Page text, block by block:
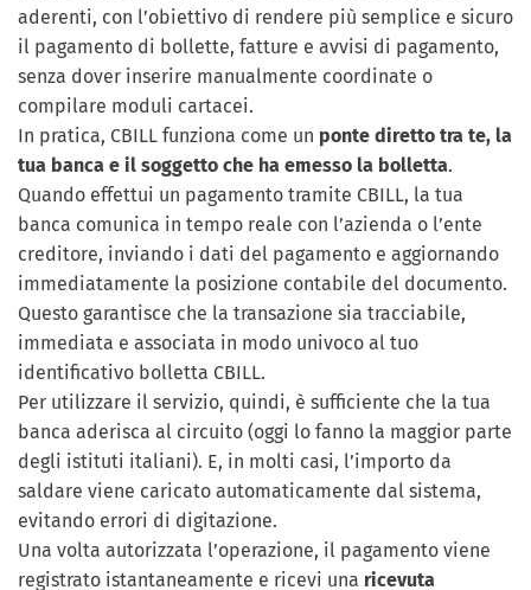
aderenti, con l’obiettivo di rendere più semplice e sicuro
il pagamento di bollette, fatture e avvisi di pagamento,
senza dover inserire manualmente coordinate o
compilare moduli cartacei.
In pratica, CBILL funziona come un ponte diretto tra te, la
tua banca e il soggetto che ha emesso la bolletta.
Quando effettui un pagamento tramite CBILL, la tua
banca comunica in tempo reale con l’azienda o l’ente
creditore, inviando i dati del pagamento e aggiornando
immediatamente la posizione contabile del documento.
Questo garantisce che la transazione sia tracciabile,
immediata e associata in modo univoco al tuo
identificativo bolletta CBILL.
Per utilizzare il servizio, quindi, è sufficiente che la tua
banca aderisca al circuito (oggi lo fanno la maggior parte
degli istituti italiani). E, in molti casi, l’importo da
saldare viene caricato automaticamente dal sistema,
evitando errori di digitazione.
Una volta autorizzata l’operazione, il pagamento viene
registrato istantaneamente e ricevi una ricevuta